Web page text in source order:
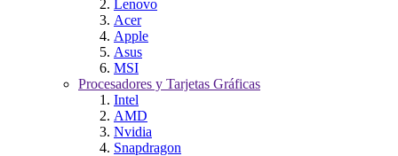
Lenovo
Acer
Apple
Asus
MSI
Procesadores y Tarjetas Gráficas
Intel
AMD
Nvidia
Snapdragon